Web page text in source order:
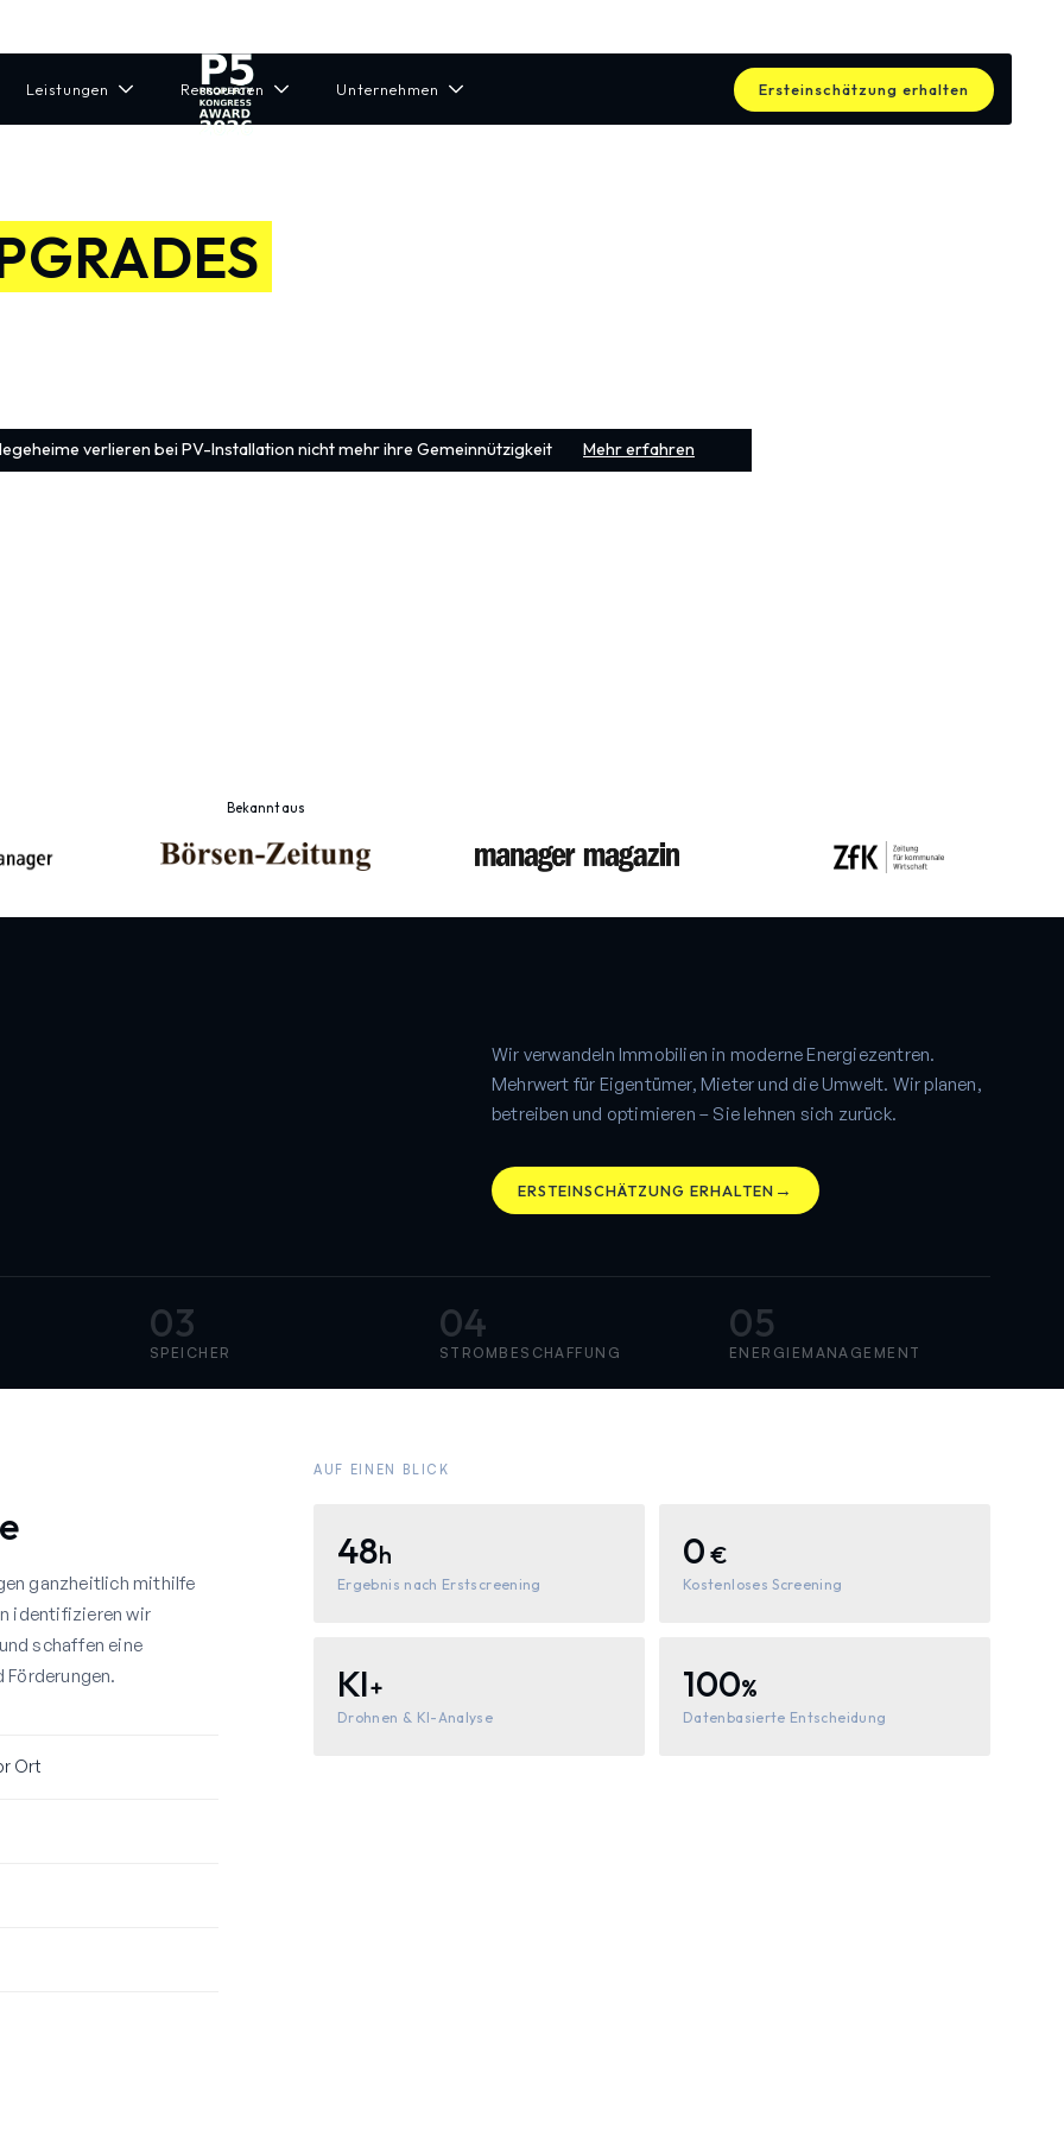
Leistungen Ressourcen Unternehmen Ersteinschätzung erhalten
verlieren bei PV-Installation nicht mehr ihre Gemeinnützigkeit Mehr erfahren
Bekannt aus
Wir verwandeln Immobilien in moderne Energiezentren.
Mehrwert für Eigentümer, Mieter und die Umwelt. Wir planen,
betreiben und optimieren – Sie lehnen sich zurück.
ERSTEINSCHÄTZUNG ERHALTEN →
03
SPEICHER
04
STROMBESCHAFFUNG
05
ENERGIEMANAGEMENT
ganzheitlich mithilfe
identifizieren wir
schaffen eine
Ort
AUF EINEN BLICK
48h
Ergebnis nach Erstscreening
0 €
Kostenloses Screening
KI+
Drohnen & KI-Analyse
100%
Datenbasierte Entscheidung